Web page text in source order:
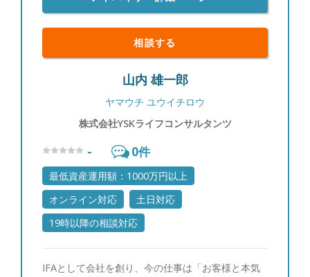
相談する
山内 雄一郎
ヤマウチ ユウイチロウ
株式会社YSKライフコンサルタンツ
- 0件
最低資産運用額：1000万円以上
オンライン対応
土日対応
19時以降の相談対応
IFAとして会社を創り、今の仕事は「お客様と本気